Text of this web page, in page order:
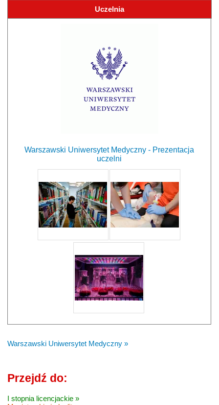
Uczelnia
Warszawski Uniwersytet Medyczny - Prezentacja
uczelni
Warszawski Uniwersytet Medyczny »
Przejdź do:
I stopnia licencjackie »